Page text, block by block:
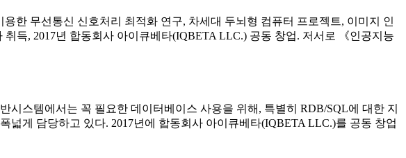
한 무선통신 신호처리 최적화 연구, 차세대 두뇌형 컴퓨터 프로젝트, 이미지 인
득, 2017년 합동회사 아이큐베타(IQBETA LLC.) 공동 창업. 저서로 《인공지능
스템에서는 꼭 필요한 데이터베이스 사용을 위해, 특별히 RDB/SQL에 대한 지
게 담당하고 있다. 2017년에 합동회사 아이큐베타(IQBETA LLC.)를 공동 창업